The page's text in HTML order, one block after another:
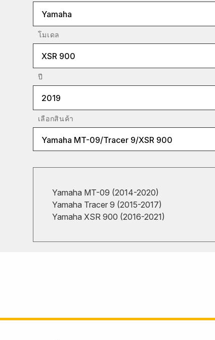
Yamaha
โมเดล
XSR 900
ปี
2019
เลือกสินค้า
Yamaha MT-09/Tracer 9/XSR 900
Yamaha MT-09 (2014-2020)
Yamaha Tracer 9 (2015-2017)
Yamaha XSR 900 (2016-2021)